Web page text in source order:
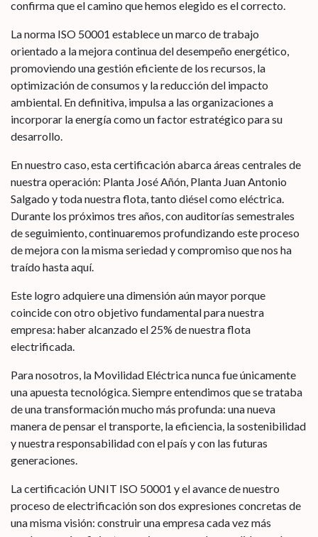
confirma que el camino que hemos elegido es el correcto.
La norma ISO 50001 establece un marco de trabajo
orientado a la mejora continua del desempeño energético,
promoviendo una gestión eficiente de los recursos, la
optimización de consumos y la reducción del impacto
ambiental. En definitiva, impulsa a las organizaciones a
incorporar la energía como un factor estratégico para su
desarrollo.
En nuestro caso, esta certificación abarca áreas centrales de
nuestra operación: Planta José Añón, Planta Juan Antonio
Salgado y toda nuestra flota, tanto diésel como eléctrica.
Durante los próximos tres años, con auditorías semestrales
de seguimiento, continuaremos profundizando este proceso
de mejora con la misma seriedad y compromiso que nos ha
traído hasta aquí.
Este logro adquiere una dimensión aún mayor porque
coincide con otro objetivo fundamental para nuestra
empresa: haber alcanzado el 25% de nuestra flota
electrificada.
Para nosotros, la Movilidad Eléctrica nunca fue únicamente
una apuesta tecnológica. Siempre entendimos que se trataba
de una transformación mucho más profunda: una nueva
manera de pensar el transporte, la eficiencia, la sostenibilidad
y nuestra responsabilidad con el país y con las futuras
generaciones.
La certificación UNIT ISO 50001 y el avance de nuestro
proceso de electrificación son dos expresiones concretas de
una misma visión: construir una empresa cada vez más